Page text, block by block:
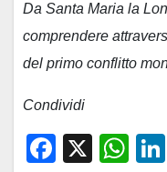
Da Santa Maria la
comprendere
del primo conflitto
Condividi
F
X
W